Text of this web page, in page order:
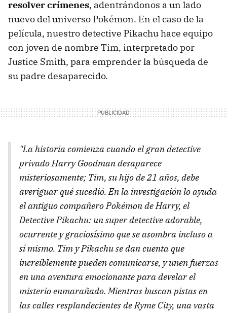
resolver crímenes, adentrándonos a un lado
nuevo del universo Pokémon. En el caso de la
película, nuestro detective Pikachu hace equipo
con joven de nombre Tim, interpretado por
Justice Smith, para emprender la búsqueda de
su padre desaparecido.
"La historia comienza cuando el gran detective
privado Harry Goodman desaparece
misteriosamente; Tim, su hijo de 21 años, debe
averiguar qué sucedió. En la investigación lo ayuda
el antiguo compañero Pokémon de Harry, el
Detective Pikachu: un super detective adorable,
ocurrente y graciosísimo que se asombra incluso a
sí mismo. Tim y Pikachu se dan cuenta que
increíblemente pueden comunicarse, y unen fuerzas
en una aventura emocionante para develar el
misterio enmarañado. Mientras buscan pistas en
las calles resplandecientes de Ryme City, una vasta